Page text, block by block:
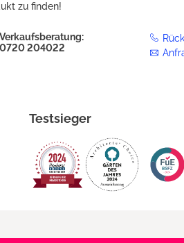
zu finden!
Verkaufsberatung:
0720 204022
Testsieger